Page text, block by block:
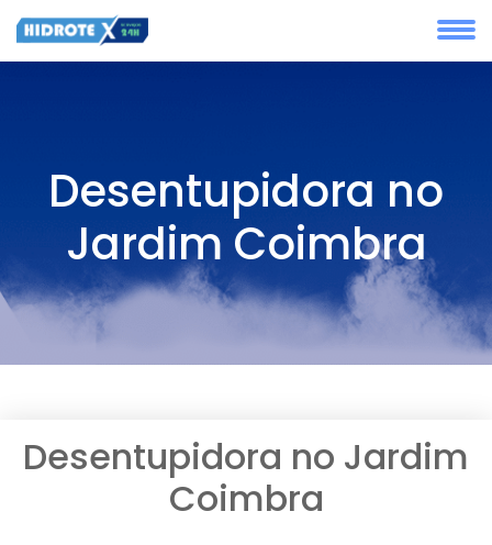
Desentupidora no
Jardim Coimbra
Desentupidora no Jardim
Coimbra